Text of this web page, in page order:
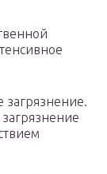
загрязнение.